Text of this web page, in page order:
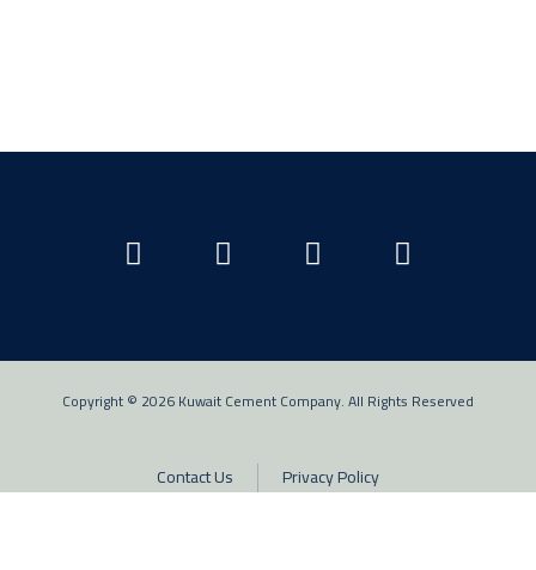
Copyright © 2026 Kuwait Cement Company. All Rights Reserved
Contact Us Privacy Policy